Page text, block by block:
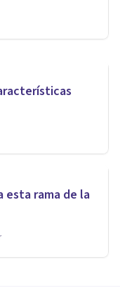
esta rama de la